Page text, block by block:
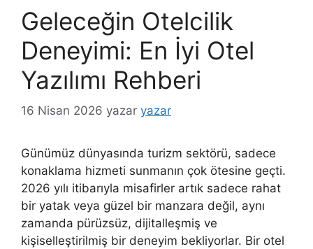
Geleceğin Otelcilik
Deneyimi: En İyi Otel
Yazılımı Rehberi
16 Nisan 2026 yazar yazar
Günümüz dünyasında turizm sektörü, sadece
konaklama hizmeti sunmanın çok ötesine geçti.
2026 yılı itibarıyla misafirler artık sadece rahat
bir yatak veya güzel bir manzara değil, aynı
zamanda pürüzsüz, dijitalleşmiş ve
kişiselleştirilmiş bir deneyim bekliyorlar. Bir otel